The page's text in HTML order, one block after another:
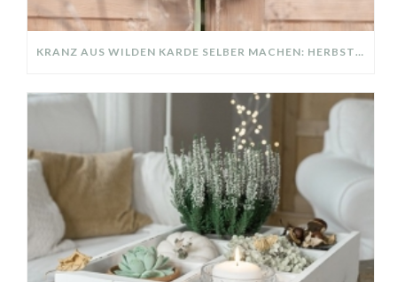
KRANZ AUS WILDEN KARDE SELBER MACHEN: HERBSTDEKO GANZ EINFACH